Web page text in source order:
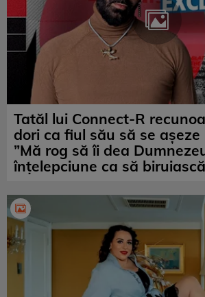
Tatăl lui Connect-R
dori ca fiul său să se așeze
”Mă rog să îi dea
înțelepciune ca să